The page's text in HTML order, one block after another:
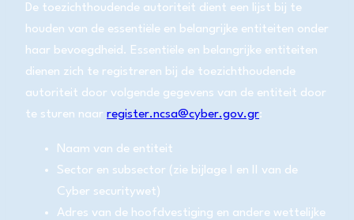
De toezichthoudende autoriteit dient een lijst bij te
houden van de essentiële en belangrijke entiteiten onder
haar bevoegdheid. Essentiële en belangrijke entiteiten
dienen zich te registreren bij de toezichthoudende
autoriteit door volgende gegevens van de entiteit door
te sturen naar register.ncsa@cyber.gov.gr:
Naam van de entiteit
Sector en subsector (zie bijlage I en II van de
Cyber securitywet)
Adres van de hoofdvestiging en andere wettelijke